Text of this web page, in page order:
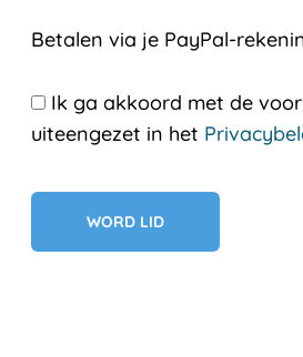
Betalen via je PayPal-
Ik ga akkoord met de voorwaarden
uiteengezet in het
Geen val